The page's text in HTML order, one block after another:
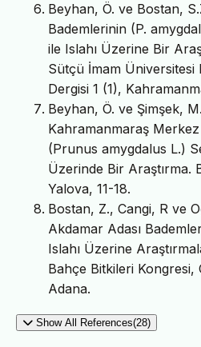
Beyhan, Ö. ve Bostan,
Bademlerinin (P.
ile Islahı Üzerine Bir
Sütçü İmam Üniversitesi
Dergisi 1 (1),
Beyhan, Ö. ve Şimşek,
Kahramanmaraş
(Prunus amygdalus L.)
Üzerinde Bir Araştırma.
Yalova, 11-18.
Bostan, Z., Cangi, R ve
Akdamar Adası
Islahı Üzerine
Bahçe Bitkileri Kongresi,
Adana.
Show All References(28)